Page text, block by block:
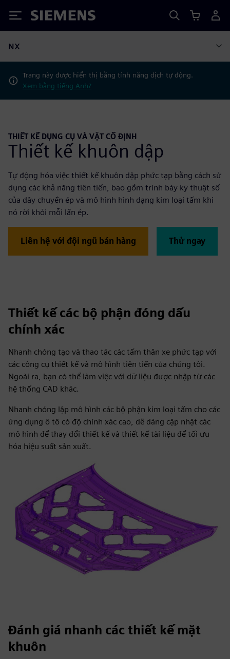
Siemens
NX
Trang này được hiển thị bằng tính năng dịch tự động.
Xem bằng tiếng Anh?
THIẾT KẾ DỤNG CỤ VÀ VẬT CỐ ĐỊNH
Thiết kế khuôn dập
Tự động hóa việc thiết kế khuôn dập phức tạp bằng cách sử
dụng các khả năng tiên tiến, bao gồm trình bày kỹ thuật số
của dây chuyền ép và mô hình hình dạng kim loại tấm khi
nó rời khỏi mỗi lần ép.
Liên hệ với đội ngũ bán hàng Thử ngay
Thiết kế các bộ phận đóng dấu
chính xác
Nhanh chóng tạo và thao tác các tấm thân xe phức tạp với
các công cụ thiết kế và mô hình tiên tiến của chúng tôi.
Ngoài ra, bạn có thể làm việc với dữ liệu được nhập từ các
hệ thống CAD khác.
Nhanh chóng lập mô hình các bộ phận kim loại tấm cho các
ứng dụng ô tô có độ chính xác cao, dễ dàng cập nhật các
mô hình để thay đổi thiết kế và thiết kế tài liệu để tối ưu
hóa hiệu suất sản xuất.
Đánh giá nhanh các thiết kế mặt
khuôn